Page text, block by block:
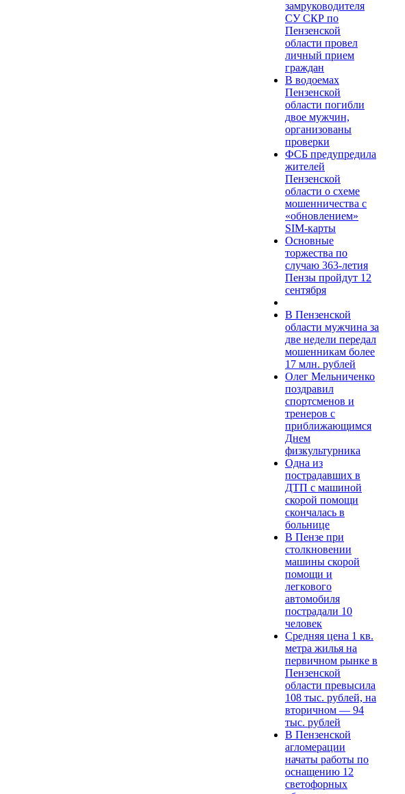
замруководителя
СУ СКР по
Пензенской
области провел
личный прием
граждан
В водоемах
Пензенской
области погибли
двое мужчин,
организованы
проверки
ФСБ предупредила
жителей
Пензенской
области о схеме
мошенничества c
«обновлением»
SIM-карты
Основные
торжества по
случаю 363-летия
Пензы пройдут 12
сентября
В Пензенской
области мужчина за
две недели передал
мошенникам более
17 млн. рублей
Олег Мельниченко
поздравил
спортсменов и
тренеров с
приближающимся
Днем
физкультурника
Одна из
пострадавших в
ДТП с машиной
скорой помощи
скончалась в
больнице
В Пензе при
столкновении
машины скорой
помощи и
легкового
автомобиля
пострадали 10
человек
Средняя цена 1 кв.
метра жилья на
первичном рынке в
Пензенской
области превысила
108 тыс. рублей, на
вторичном — 94
тыс. рублей
В Пензенской
агломерации
начаты работы по
оснащению 12
светофорных